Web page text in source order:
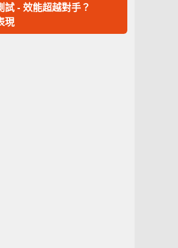
試 - 效能超越對手？
現